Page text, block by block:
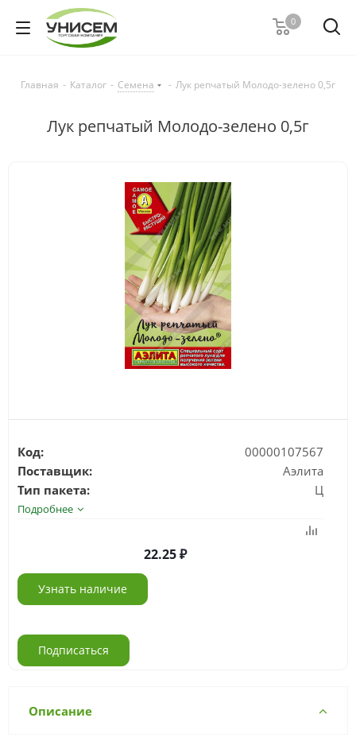
0
Главная - Каталог - Семена - Лук репчатый Молодо-зелено 0,5г
Лук репчатый Молодо-зелено 0,5г
Код:
00000107567
Поставщик:
Аэлита
Тип пакета:
Ц
Подробнее
22.25
Узнать наличие
Подписаться
Описание